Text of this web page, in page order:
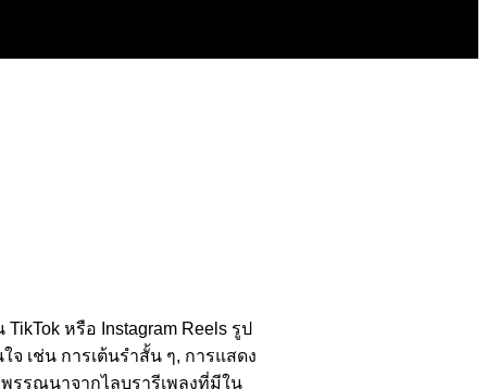
หรือ Instagram Reels รูป
เช่น การเต้นรำสั้น ๆ, การแสดง
รรณนาจากไลบรารีเพลงที่มีใน